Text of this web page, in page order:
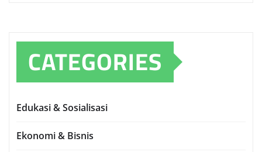
CATEGORIES
Edukasi & Sosialisasi
Ekonomi & Bisnis